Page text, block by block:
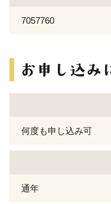
7057760
何度も申し込み可
通年